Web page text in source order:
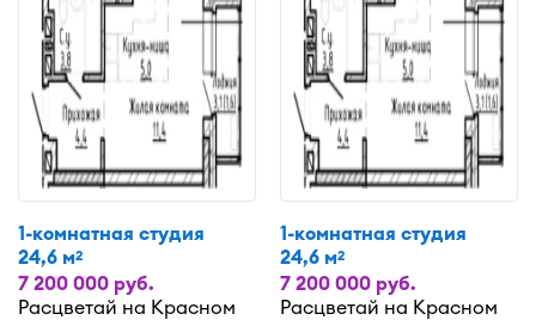
1-комнатная студия
24,6 м2
7 200 000 руб.
Расцветай на Красном
1-комнатная студия
24,6 м2
7 200 000 руб.
Расцветай на Красном